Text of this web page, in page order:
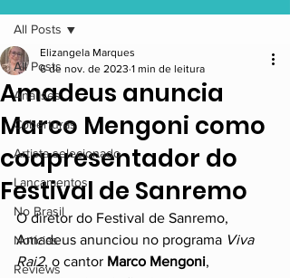
All Posts
Análises
Coberturas
Artista selecionado
Lançamentos
No Brasil
Notícias
Reviews
All Posts
Amadeus anuncia
Marco Mengoni como
coapresentador do
Festival de Sanremo
Elizangela Marques
6 de nov. de 2023 1 min de leitura
O diretor do Festival de Sanremo,
Amadeus anunciou no programa Viva
Rai2, o cantor Marco Mengoni,